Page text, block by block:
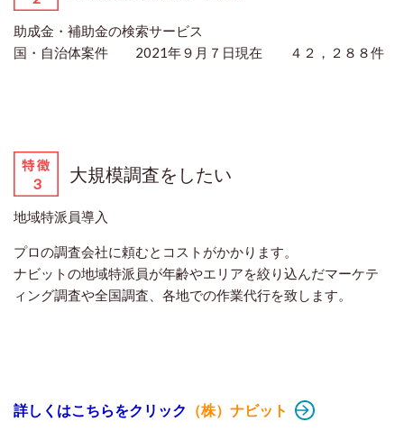
助成金・補助金の検索サービス
国・自治体案件 2021年９月７日現在 ４２，２８８件
大規模調査をしたい
地域特派員導入
プロの調査会社に頼むとコストがかかります。
ナビットの地域特派員が年齢やエリアを絞り込んだマーケテ
ィング調査や全国調査、各地での作業代行を致します。
詳しくはこちらをクリック （株）ナビット